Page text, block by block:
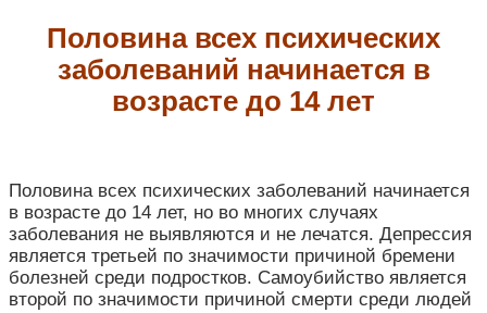
Половина всех психических
заболеваний начинается в
возрасте до 14 лет
Половина всех психических заболеваний начинается
в возрасте до 14 лет, но во многих случаях
заболевания не выявляются и не лечатся. Депрессия
является третьей по значимости причиной бремени
болезней среди подростков. Самоубийство является
второй по значимости причиной смерти среди людей